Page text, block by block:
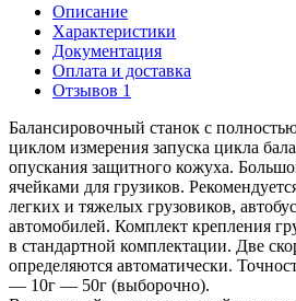
Описание
Характеристики
Документация
Оплата и доставка
Отзывов 1
Балансировочный станок с
циклом измерения запуска цикла
опускания защитного кожуха.
ячейками для грузиков.
легких и тяжелых грузовиков,
автомобилей. Комплект крепления
в стандартной комплектации. Две
определяются автоматически.
— 10г — 50г (выборочно).